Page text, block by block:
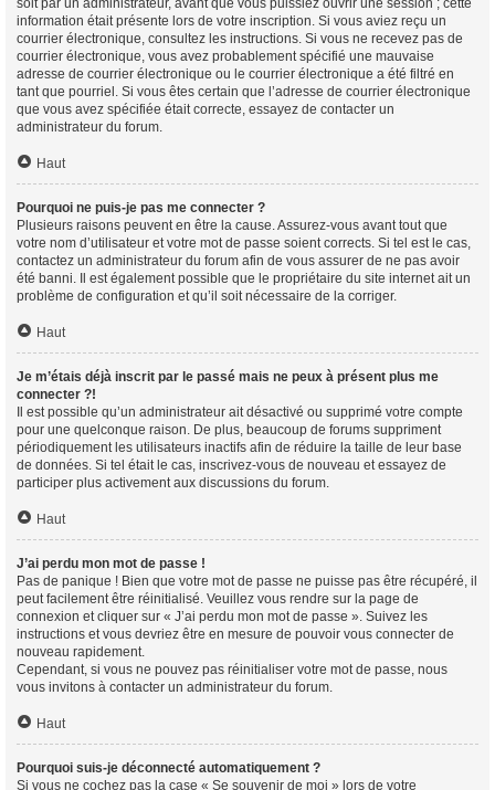
soit par un administrateur, avant que vous puissiez ouvrir une session ; cette
information était présente lors de votre inscription. Si vous aviez reçu un
courrier électronique, consultez les instructions. Si vous ne recevez pas de
courrier électronique, vous avez probablement spécifié une mauvaise
adresse de courrier électronique ou le courrier électronique a été filtré en
tant que pourriel. Si vous êtes certain que l’adresse de courrier électronique
que vous avez spécifiée était correcte, essayez de contacter un
administrateur du forum.
Haut
Pourquoi ne puis-je pas me connecter ?
Plusieurs raisons peuvent en être la cause. Assurez-vous avant tout que
votre nom d’utilisateur et votre mot de passe soient corrects. Si tel est le cas,
contactez un administrateur du forum afin de vous assurer de ne pas avoir
été banni. Il est également possible que le propriétaire du site internet ait un
problème de configuration et qu’il soit nécessaire de la corriger.
Haut
Je m’étais déjà inscrit par le passé mais ne peux à présent plus me
connecter ?!
Il est possible qu’un administrateur ait désactivé ou supprimé votre compte
pour une quelconque raison. De plus, beaucoup de forums suppriment
périodiquement les utilisateurs inactifs afin de réduire la taille de leur base
de données. Si tel était le cas, inscrivez-vous de nouveau et essayez de
participer plus activement aux discussions du forum.
Haut
J’ai perdu mon mot de passe !
Pas de panique ! Bien que votre mot de passe ne puisse pas être récupéré, il
peut facilement être réinitialisé. Veuillez vous rendre sur la page de
connexion et cliquer sur « J’ai perdu mon mot de passe ». Suivez les
instructions et vous devriez être en mesure de pouvoir vous connecter de
nouveau rapidement.
Cependant, si vous ne pouvez pas réinitialiser votre mot de passe, nous
vous invitons à contacter un administrateur du forum.
Haut
Pourquoi suis-je déconnecté automatiquement ?
Si vous ne cochez pas la case « Se souvenir de moi » lors de votre